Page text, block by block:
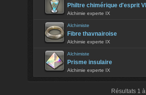
Philtre chimérique d'esprit VI
Alchimie experte IX
Alchimiste
Fibre thavnairoise
Alchimie experte IX
Alchimiste
Prisme insulaire
Alchimie experte IX
Résultats 1 à